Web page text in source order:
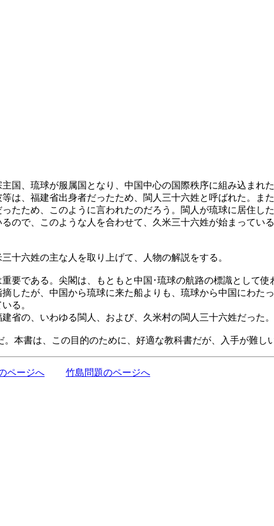
国、琉球が服属国となり、中国中心の国際秩序に組み込まれ
は、福建省出身者だったため、閩人三十六姓と呼ばれた。ま
たため、このように言われたのだろう。閩人が琉球に居住し
ので、このような人を合わせて、久米三十六姓が始まってい
十六姓の主な人を取り上げて、人物の解説をする。
である。尖閣は、もともと中国･琉球の航路の標識として
したが、中国から琉球に来た船よりも、琉球から中国にわた
る。
の、いわゆる閩人、および、久米村の閩人三十六姓だった。
書は、この目的のために、好適な教科書だが、入手が難しい
ページへ 竹島問題のページへ